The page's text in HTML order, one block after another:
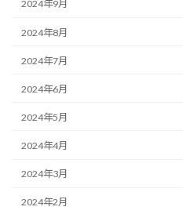
2024年9月
2024年8月
2024年7月
2024年6月
2024年5月
2024年4月
2024年3月
2024年2月